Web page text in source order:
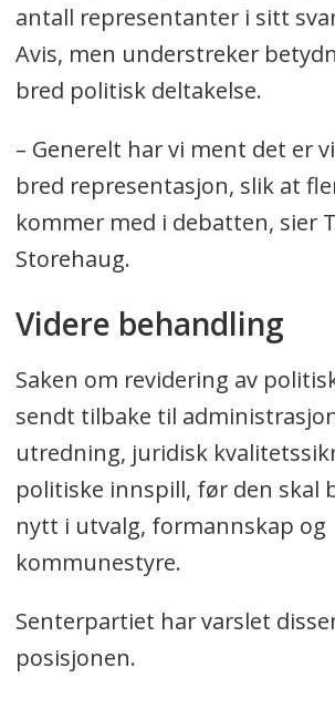
antall representanter i sitt
Avis, men understreker
bred politisk deltakelse.
– Generelt har vi ment det er
bred representasjon, slik at
kommer med i debatten, sier
Storehaug.
Videre behandling
Saken om revidering av
sendt tilbake til
utredning, juridisk
politiske innspill, før den skal
nytt i utvalg, formannskap og
kommunestyre.
Senterpartiet har varslet
posisjonen.